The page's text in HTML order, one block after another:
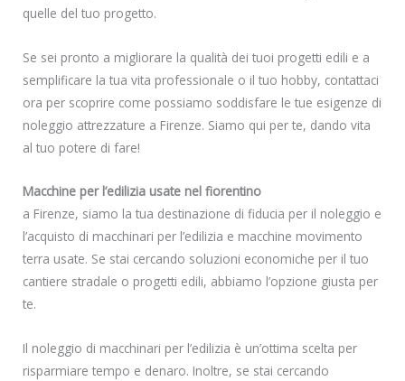
quelle del tuo progetto.
Se sei pronto a migliorare la qualità dei tuoi progetti edili e a
semplificare la tua vita professionale o il tuo hobby, contattaci
ora per scoprire come possiamo soddisfare le tue esigenze di
noleggio attrezzature a Firenze. Siamo qui per te, dando vita
al tuo potere di fare!
Macchine per l’edilizia usate nel fiorentino
a Firenze, siamo la tua destinazione di fiducia per il noleggio e
l’acquisto di macchinari per l’edilizia e macchine movimento
terra usate. Se stai cercando soluzioni economiche per il tuo
cantiere stradale o progetti edili, abbiamo l’opzione giusta per
te.
Il noleggio di macchinari per l’edilizia è un’ottima scelta per
risparmiare tempo e denaro. Inoltre, se stai cercando